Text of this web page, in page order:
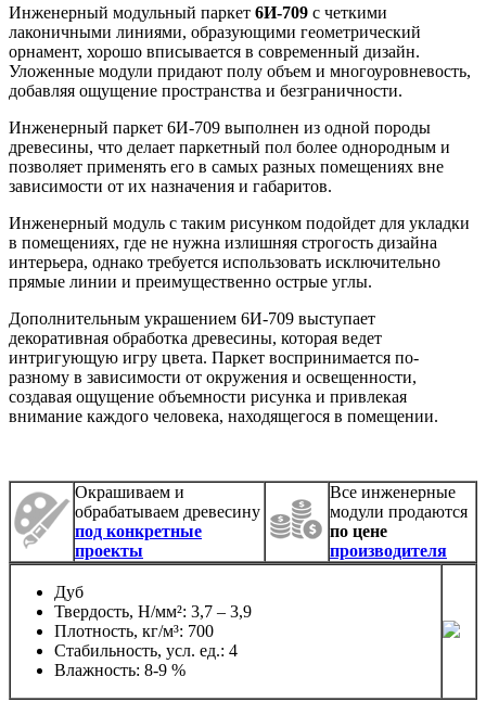
Инженерный модульный паркет 6И-709 с четкими
лаконичными линиями, образующими геометрический
орнамент, хорошо вписывается в современный дизайн.
Уложенные модули придают полу объем и многоуровневость,
добавляя ощущение пространства и безграничности.
Инженерный паркет 6И-709 выполнен из одной породы
древесины, что делает паркетный пол более однородным и
позволяет применять его в самых разных помещениях вне
зависимости от их назначения и габаритов.
Инженерный модуль с таким рисунком подойдет для укладки
в помещениях, где не нужна излишняя строгость дизайна
интерьера, однако требуется использовать исключительно
прямые линии и преимущественно острые углы.
Дополнительным украшением 6И-709 выступает
декоративная обработка древесины, которая ведет
интригующую игру цвета. Паркет воспринимается по-
разному в зависимости от окружения и освещенности,
создавая ощущение объемности рисунка и привлекая
внимание каждого человека, находящегося в помещении.
Окрашиваем и
обрабатываем древесину
под конкретные
проекты
Все инженерные
модули продаются
по цене
производителя
Дуб
Твердость, Н/мм²: 3,7 – 3,9
Плотность, кг/м³: 700
Стабильность, усл. ед.: 4
Влажность: 8-9 %